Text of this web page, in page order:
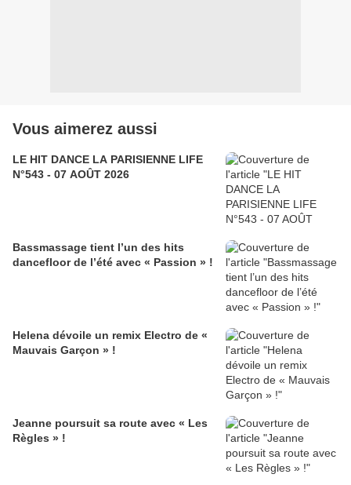
Vous aimerez aussi
LE HIT DANCE LA PARISIENNE LIFE
N°543 - 07 AOÛT 2026
Bassmassage tient l’un des hits
dancefloor de l’été avec « Passion » !
Helena dévoile un remix Electro de «
Mauvais Garçon » !
Jeanne poursuit sa route avec « Les
Règles » !